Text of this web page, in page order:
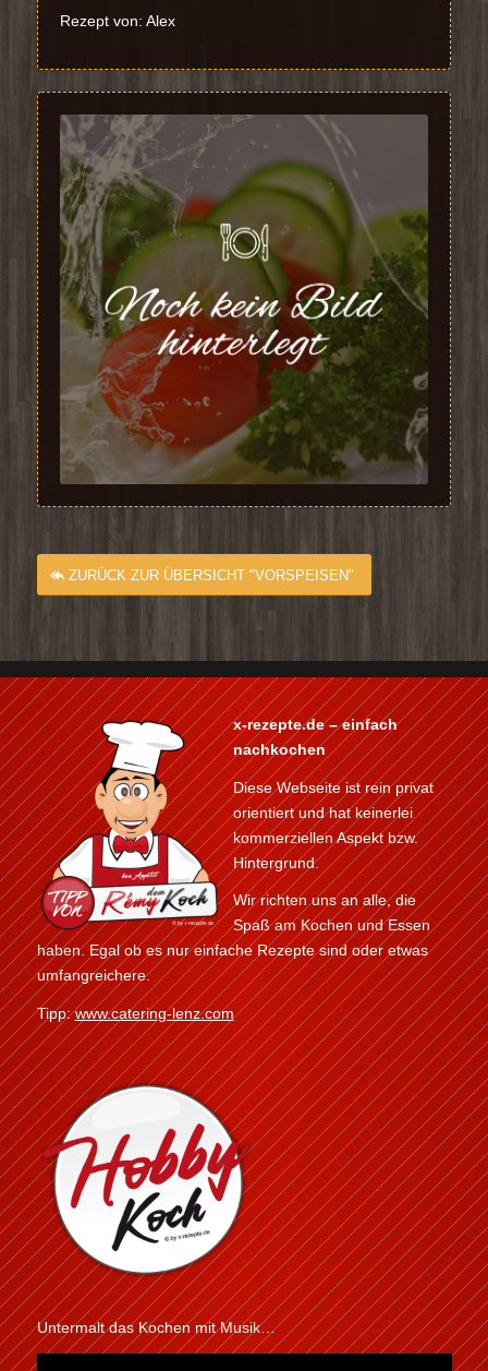
Rezept von: Alex
ZURÜCK ZUR ÜBERSICHT "VORSPEISEN"
x-rezepte.de – einfach
nachkochen
Diese Webseite ist rein privat
orientiert und hat keinerlei
kommerziellen Aspekt bzw.
Hintergrund.
Wir richten uns an alle, die
Spaß am Kochen und Essen
haben. Egal ob es nur einfache Rezepte sind oder etwas
umfangreichere.
Tipp:www.catering-lenz.com
Untermalt das Kochen mit Musik…